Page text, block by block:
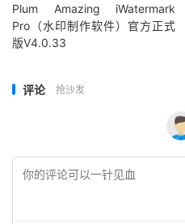
Plum Amazing iWatermark
Pro（水印制作软件）官方正式
版V4.0.33
评论 抢沙发